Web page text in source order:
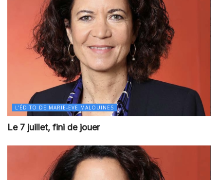
L'ÉDITO DE MARIE-EVE MALOUINES
Le 7 juillet, fini de jouer